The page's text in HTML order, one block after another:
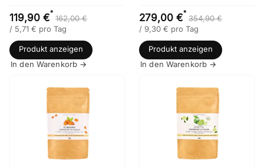
119,90 €*
162,00 €
/ 5,71 € pro Tag
Produkt anzeigen
In den Warenkorb →
279,00 €*
354,90 €
/ 9,30 € pro Tag
Produkt anzeigen
In den Warenkorb →